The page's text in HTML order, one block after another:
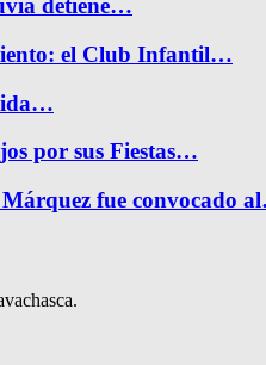
detiene…
el Club Infantil…
por sus Fiestas…
fue convocado